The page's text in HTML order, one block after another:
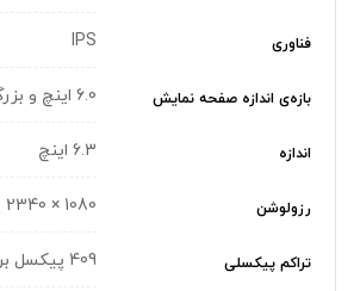
فناوری IPS
بازه‌ی اندازه صفحه نمایش 6.0 اینچ و بزرگتر
اندازه 6.3 اینچ
رزولوشن 1080 × 2340 پیکسل
تراکم پیکسلی 409 پیکسل بر هر اینچ